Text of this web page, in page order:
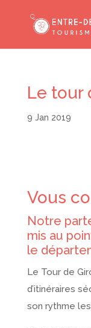
Le tour
9 Jan 2019
Vous
Notre
mis au
le
Le Tour de
d’itinéraires
son rythme